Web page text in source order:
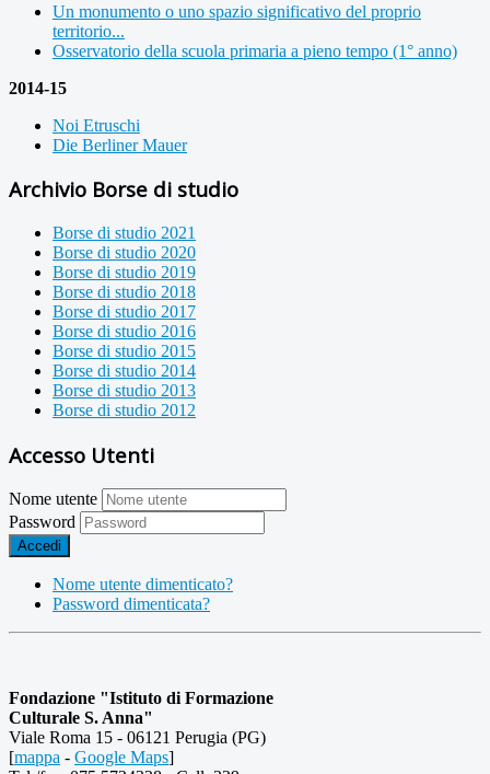
Un monumento o uno spazio significativo del proprio
territorio...
Osservatorio della scuola primaria a pieno tempo (1° anno)
2014-15
Noi Etruschi
Die Berliner Mauer
Archivio Borse di studio
Borse di studio 2021
Borse di studio 2020
Borse di studio 2019
Borse di studio 2018
Borse di studio 2017
Borse di studio 2016
Borse di studio 2015
Borse di studio 2014
Borse di studio 2013
Borse di studio 2012
Accesso Utenti
Nome utente
Password
Accedi
Nome utente dimenticato?
Password dimenticata?
Fondazione "Istituto di Formazione
Culturale S. Anna"
Viale Roma 15 - 06121 Perugia (PG)
[mappa - Google Maps]